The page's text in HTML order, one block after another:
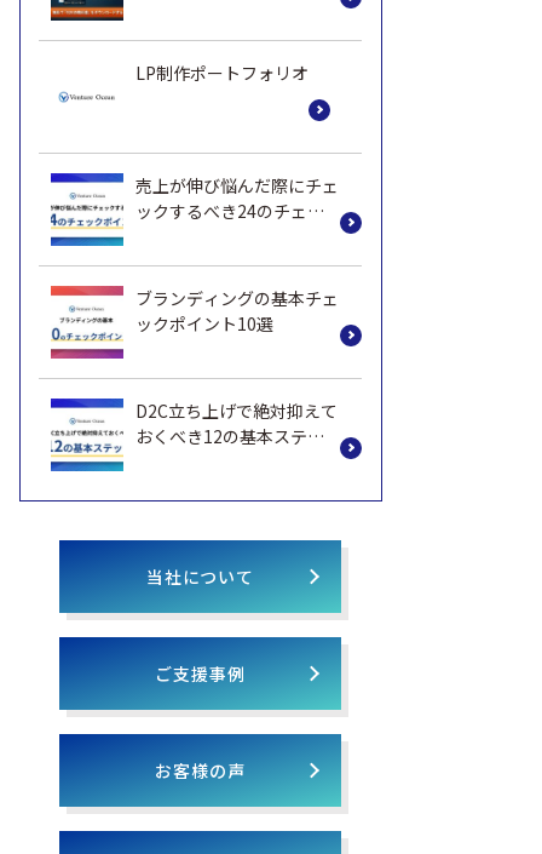
LP制作ポートフォリオ
売上が伸び悩んだ際にチェ
ックするべき24のチェッ
ブランディングの基本チェ
ックポイント10選
D2C立ち上げで絶対抑えて
おくべき12の基本ステッ
当社について
ご支援事例
お客様の声